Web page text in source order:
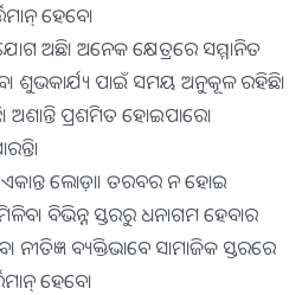
ହେବେ।
ଅଛି। ଅନେକ କ୍ଷେତ୍ରରେ ସମ୍ମାନିତ
ଶୁଭକାର୍ଯ୍ୟ ପାଇଁ ସମୟ ଅନୁକୂଳ ରହିଛି।
ପ୍ରଶମିତ ହୋଇପାରେ।
ଏକାନ୍ତ ଲୋଡ଼ା। ତରବର ନ ହୋଇ
ବିଭିନ୍ନ ସ୍ତରରୁ ଧନାଗମ ହେବାର
ନୀତିଜ୍ଞ ବ୍ୟକ୍ତିଭାବେ ସାମାଜିକ ସ୍ତରରେ
ହେବେ।